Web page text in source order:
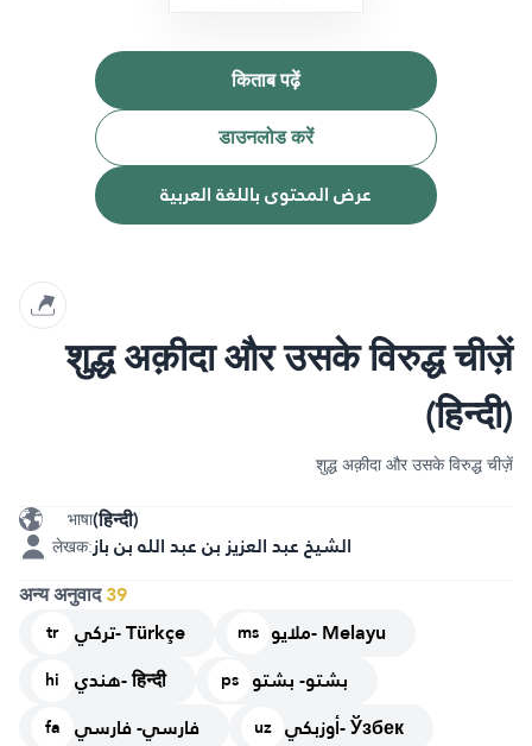
किताब पढ़ें
डाउनलोड करें
عرض المحتوى باللغة العربية
शुद्ध अक़ीदा और उसके विरुद्ध चीज़ें
(हिन्दी)
शुद्ध अक़ीदा और उसके विरुद्ध चीज़ें
भाषा(हिन्दी)
लेखक:الشيخ عبد العزيز بن عبد الله بن باز
अन्य अनुवाद39
tr تركي- Türkçe ms ملايو- Melayu
hi هندي- हिन्दी ps بشتو- بشتو
fa فارسي- فارسي uz أوزبكي- Ўзбек